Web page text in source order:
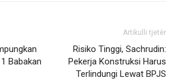
Babakan
Artikulli tjetër
Risiko Tinggi, Sachrudin:
Pekerja Konstruksi Harus
Terlindungi Lewat BPJS